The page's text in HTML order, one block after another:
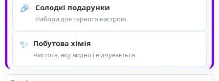
🎉 Солодкі подарунки
Набори для гарного настрою
✨ Побутова хімія
Чистота, яку видно і відчувається
❤